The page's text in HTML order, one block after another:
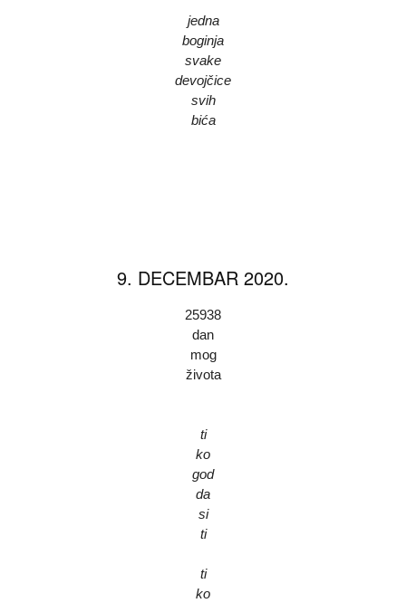
jedna
boginja
svake
devojčice
svih
bića
9. DECEMBAR 2020.
25938
dan
mog
života
ti
ko
god
da
si
ti
ti
ko